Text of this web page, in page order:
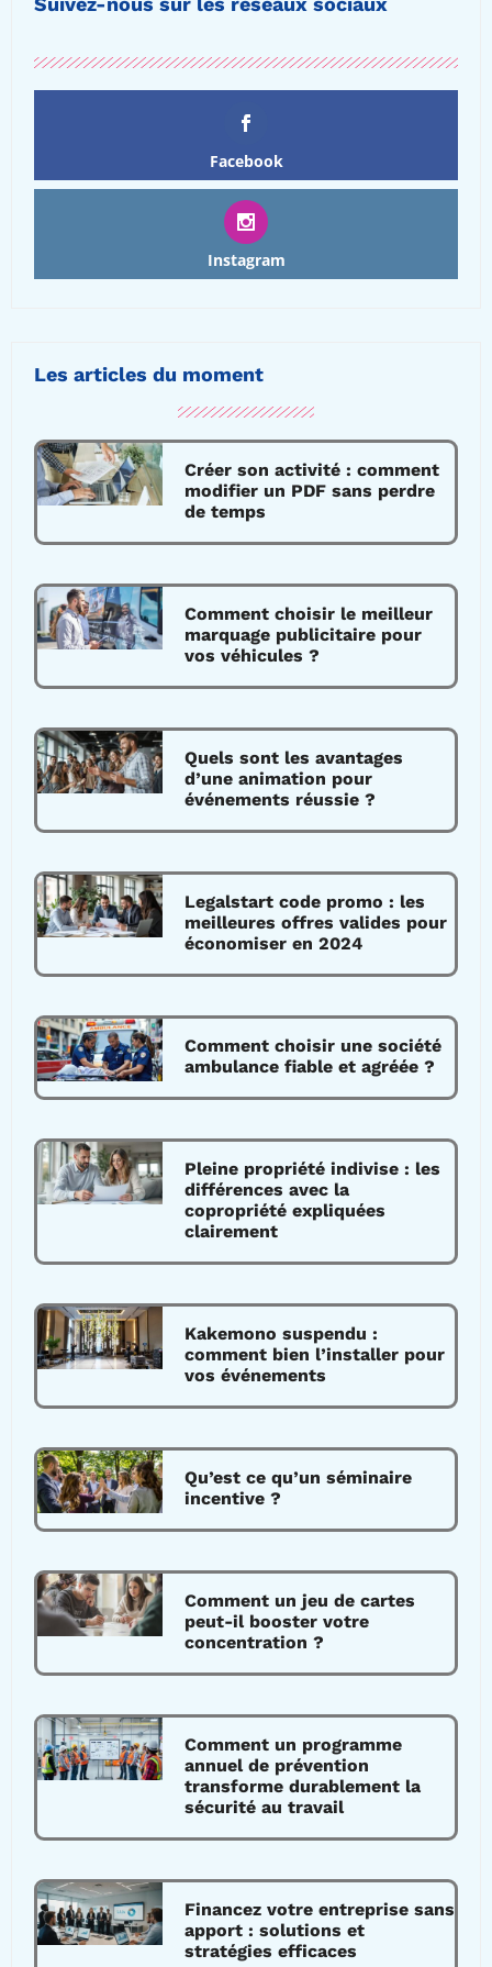
Facebook
Instagram
Les articles du moment
Créer son activité : comment
modifier un PDF sans perdre
de temps
Comment choisir le meilleur
marquage publicitaire pour
vos véhicules ?
Quels sont les avantages
d’une animation pour
événements réussie ?
Legalstart code promo : les
meilleures offres valides pour
économiser en 2024
Comment choisir une société
ambulance fiable et agréée ?
Pleine propriété indivise : les
différences avec la
copropriété expliquées
clairement
Kakemono suspendu :
comment bien l’installer pour
vos événements
Qu’est ce qu’un séminaire
incentive ?
Comment un jeu de cartes
peut-il booster votre
concentration ?
Comment un programme
annuel de prévention
transforme durablement la
sécurité au travail
Financez votre entreprise sans
apport : solutions et
stratégies efficaces